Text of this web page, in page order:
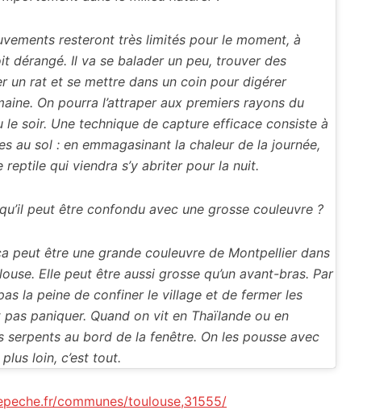
resteront très limités pour le moment, à
dérangé. Il va se balader un peu, trouver des
un rat et se mettre dans un coin pour digérer
On pourra l’attraper aux premiers rayons du
le soir. Une technique de capture efficace consiste à
au sol : en emmagasinant la chaleur de la journée,
qui viendra s’y abriter pour la nuit.
peut être confondu avec une grosse couleuvre ?
peut être une grande couleuvre de Montpellier dans
Elle peut être aussi grosse qu’un avant-bras. Par
la peine de confiner le village et de fermer les
paniquer. Quand on vit en Thaïlande ou en
serpents au bord de la fenêtre. On les pousse avec
loin, c’est tout.
communes/toulouse,31555/